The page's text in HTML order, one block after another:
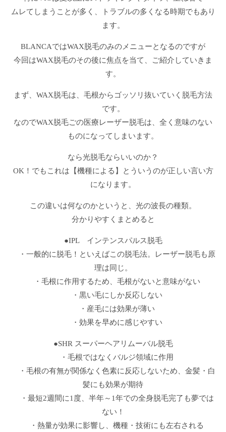
ムレてしまうことが多く、トラブルの多くなる時期でもあり
ます。
BLANCAではWAX脱毛のみのメニューとなるのですが
今回はWAX脱毛のその後に焦点を当て、ご紹介していきま
す。
まず、WAX脱毛は、毛根からゴッソリ抜いていく脱毛方法
です。
なのでWAX脱毛ごの医療レーザー脱毛は、全く意味のない
ものになってしまいます。
なら光脱毛ならいいのか？
OK！でもこれは【機種による】とういうのが正しい言い方
になります。
この違いは何なのかというと、光の波長の種類。
分かりやすくまとめると
●IPL インテンスパルス脱毛
・一般的に脱毛！といえばこの脱毛法。レーザー脱毛も原
理は同じ。
・毛根に作用するため、毛根がないと意味がない
・黒い毛にしか反応しない
・産毛には効果が薄い
・効果を早めに感じやすい
●SHR スーパーヘアリムーバル脱毛
・毛根ではなくバルジ領域に作用
・毛根の有無が関係なく色素に反応しないため、金髪・白
髪にも効果が期待
・最短2週間に1度、半年～1年での全身脱毛完了も夢では
ない！
・熱量が効果に影響し、機種・技術にも左右される